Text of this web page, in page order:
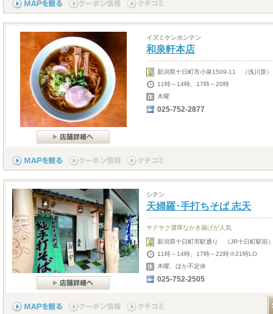
イズミケンホンテン
和泉軒本店
新潟県十日町市小泉1509-11 （浅川原）
11時～14時、17時～20時
木曜
025-752-2877
シテン
天婦羅･手打ちそば 志天
サクサク濃厚なかき揚げが人気
新潟県十日町市駅通り （JR十日町駅前
11時～14時、17時～22時※21時LO
木曜、ほか不定休
025-752-2505